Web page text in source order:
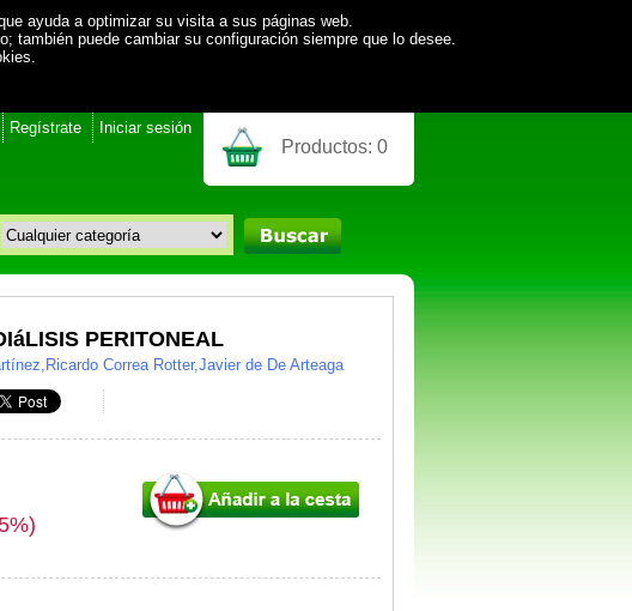
ayuda a optimizar su visita a sus páginas web.
también puede cambiar su configuración siempre que lo desee.
.
Regístrate Iniciar sesión
Productos: 0
PERITONEAL
Correa Rotter,Javier de De Arteaga